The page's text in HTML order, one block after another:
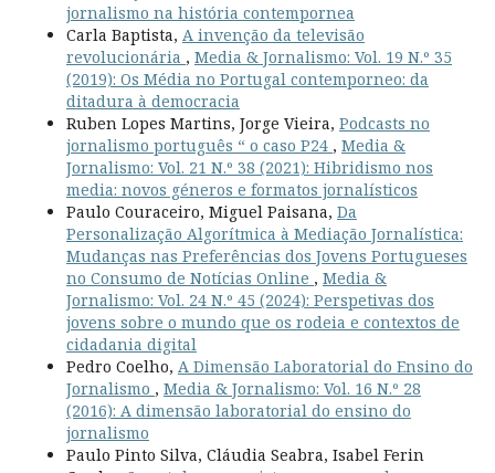
jornalismo na história contempornea
Carla Baptista, A invenção da televisão
revolucionária , Media & Jornalismo: Vol. 19 N.º 35
(2019): Os Média no Portugal contemporneo: da
ditadura à democracia
Ruben Lopes Martins, Jorge Vieira, Podcasts no
jornalismo português “ o caso P24 , Media &
Jornalismo: Vol. 21 N.º 38 (2021): Hibridismo nos
media: novos géneros e formatos jornalísticos
Paulo Couraceiro, Miguel Paisana, Da
Personalização Algorítmica à Mediação Jornalística:
Mudanças nas Preferências dos Jovens Portugueses
no Consumo de Notícias Online , Media &
Jornalismo: Vol. 24 N.º 45 (2024): Perspetivas dos
jovens sobre o mundo que os rodeia e contextos de
cidadania digital
Pedro Coelho, A Dimensão Laboratorial do Ensino do
Jornalismo , Media & Jornalismo: Vol. 16 N.º 28
(2016): A dimensão laboratorial do ensino do
jornalismo
Paulo Pinto Silva, Cláudia Seabra, Isabel Ferin